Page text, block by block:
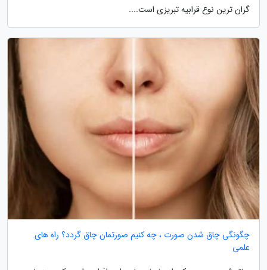
گران ترین نوع قرابیه تبریزی است....
چگونگی چاق شدن صورت ، چه کنیم صورتمان چاق گردد؟ راه های
علمی